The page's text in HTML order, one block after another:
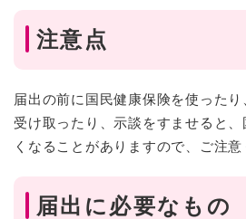
注意点
届出の前に国民健康保険を使った
受け取ったり、示談をすませると
くなることがありますので、ご注意
届出に必要なもの